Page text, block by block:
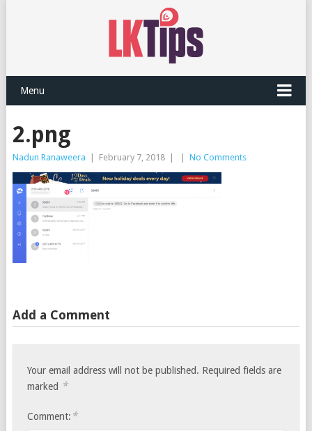
Menu
2.png
Nadun Ranaweera February 7, 2018 No Comments
Add a Comment
Your email address will not be published. Required fields are
marked *
Comment: *